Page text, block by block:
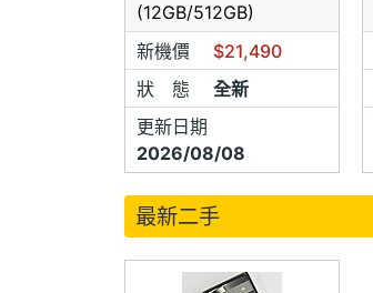
(12GB/512GB)
新機價
$21,490
狀 態
全新
更新日期
2026/08/08
最新二手